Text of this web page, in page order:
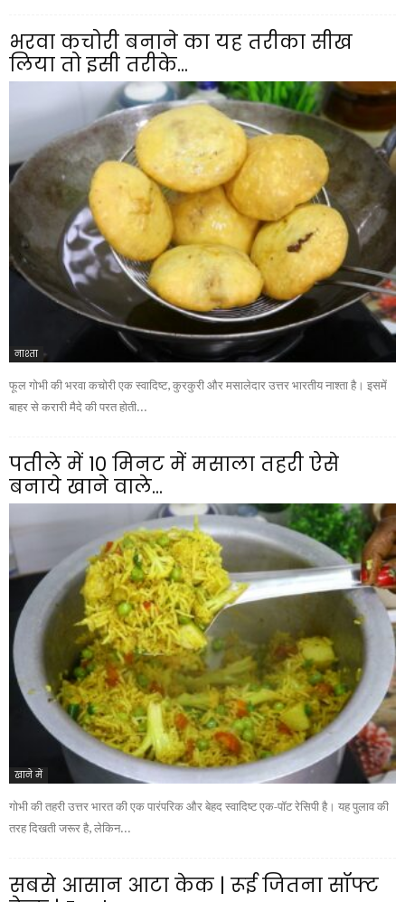
भरवा कचोरी बनाने का यह तरीका सीख
लिया तो इसी तरीके...
नाश्ता
फूल गोभी की भरवा कचोरी एक स्वादिष्ट, कुरकुरी और मसालेदार उत्तर भारतीय नाश्ता है। इसमें
बाहर से करारी मैदे की परत होती...
पतीले में 10 मिनट में मसाला तहरी ऐसे
बनाये खाने वाले...
खाने में
गोभी की तहरी उत्तर भारत की एक पारंपरिक और बेहद स्वादिष्ट एक-पॉट रेसिपी है। यह पुलाव की
तरह दिखती जरूर है, लेकिन...
सबसे आसान आटा केक | रूई जितना सॉफ्ट